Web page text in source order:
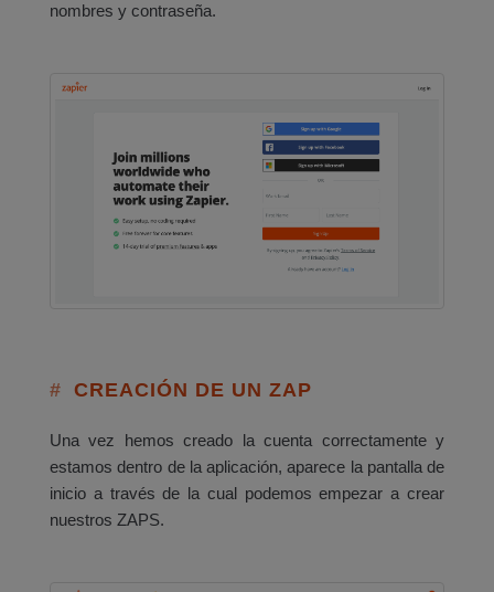
nombres y contraseña.
CREACIÓN DE UN ZAP
Una vez hemos creado la cuenta correctamente y
estamos dentro de la aplicación, aparece la pantalla de
inicio a través de la cual podemos empezar a crear
nuestros ZAPS.